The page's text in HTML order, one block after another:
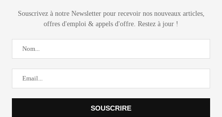
Souscrivez à notre Newsletter pour recevoir nos nouveaux articles,
offres d'emploi & appels d'offre. Restez à jour !